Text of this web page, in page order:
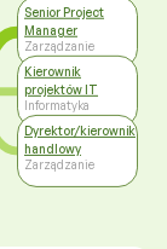
Senior Project
Manager
Zarządzanie
Kierownik
projektów IT
Informatyka
Dyrektor/kierownik
handlowy
Zarządzanie